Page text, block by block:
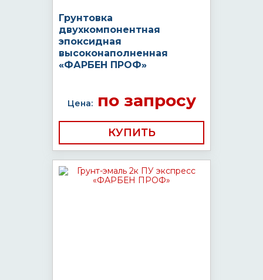
Грунтовка
двухкомпонентная
эпоксидная
высоконаполненная
«ФАРБЕН ПРОФ»
Цена:по запросу
КУПИТЬ